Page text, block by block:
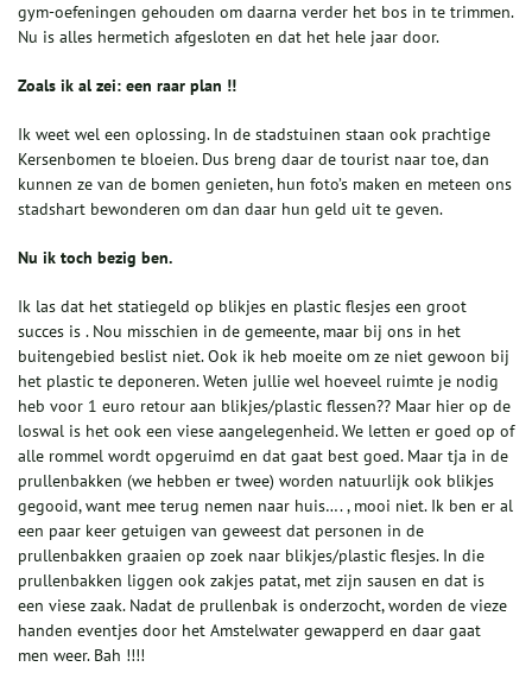
gym-oefeningen gehouden om daarna verder het bos in te trimmen.
Nu is alles hermetich afgesloten en dat het hele jaar door.
Zoals ik al zei: een raar plan !!
Ik weet wel een oplossing. In de stadstuinen staan ook prachtige
Kersenbomen te bloeien. Dus breng daar de tourist naar toe, dan
kunnen ze van de bomen genieten, hun foto’s maken en meteen ons
stadshart bewonderen om dan daar hun geld uit te geven.
Nu ik toch bezig ben.
Ik las dat het statiegeld op blikjes en plastic flesjes een groot
succes is . Nou misschien in de gemeente, maar bij ons in het
buitengebied beslist niet. Ook ik heb moeite om ze niet gewoon bij
het plastic te deponeren. Weten jullie wel hoeveel ruimte je nodig
heb voor 1 euro retour aan blikjes/plastic flessen?? Maar hier op de
loswal is het ook een viese aangelegenheid. We letten er goed op of
alle rommel wordt opgeruimd en dat gaat best goed. Maar tja in de
prullenbakken (we hebben er twee) worden natuurlijk ook blikjes
gegooid, want mee terug nemen naar huis…. , mooi niet. Ik ben er al
een paar keer getuigen van geweest dat personen in de
prullenbakken graaien op zoek naar blikjes/plastic flesjes. In die
prullenbakken liggen ook zakjes patat, met zijn sausen en dat is
een viese zaak. Nadat de prullenbak is onderzocht, worden de vieze
handen eventjes door het Amstelwater gewapperd en daar gaat
men weer. Bah !!!!